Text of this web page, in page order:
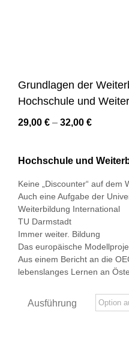
Grundlagen der
Hochschule und
29,00 € – 32,00 €
Hochschule und
Keine „Discounter“ auf dem
Auch eine Aufgabe der
Weiterbildung International
TU Darmstadt
Immer weiter. Bildung
Das europäische
Aus einem Bericht an die
lebenslanges Lernen an
Ausführung